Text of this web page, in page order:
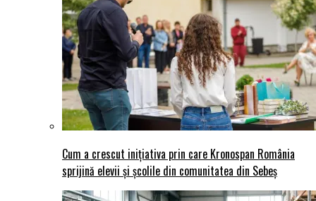
Cum a crescut inițiativa prin care Kronospan România
sprijină elevii și școlile din comunitatea din Sebeș